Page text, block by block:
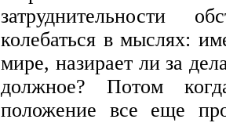
затруднительности
колебаться в мыслях:
мире, назирает ли за
должное? Потом
положение все еще